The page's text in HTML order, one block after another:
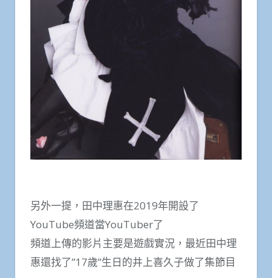
另外一提，田中理惠在2019年開設了
YouTube頻道當YouTuber了
頻道上傳的影片主要是遊戲實況，最近田中理
惠還找了”17歲”生日的井上喜久子做了集節目